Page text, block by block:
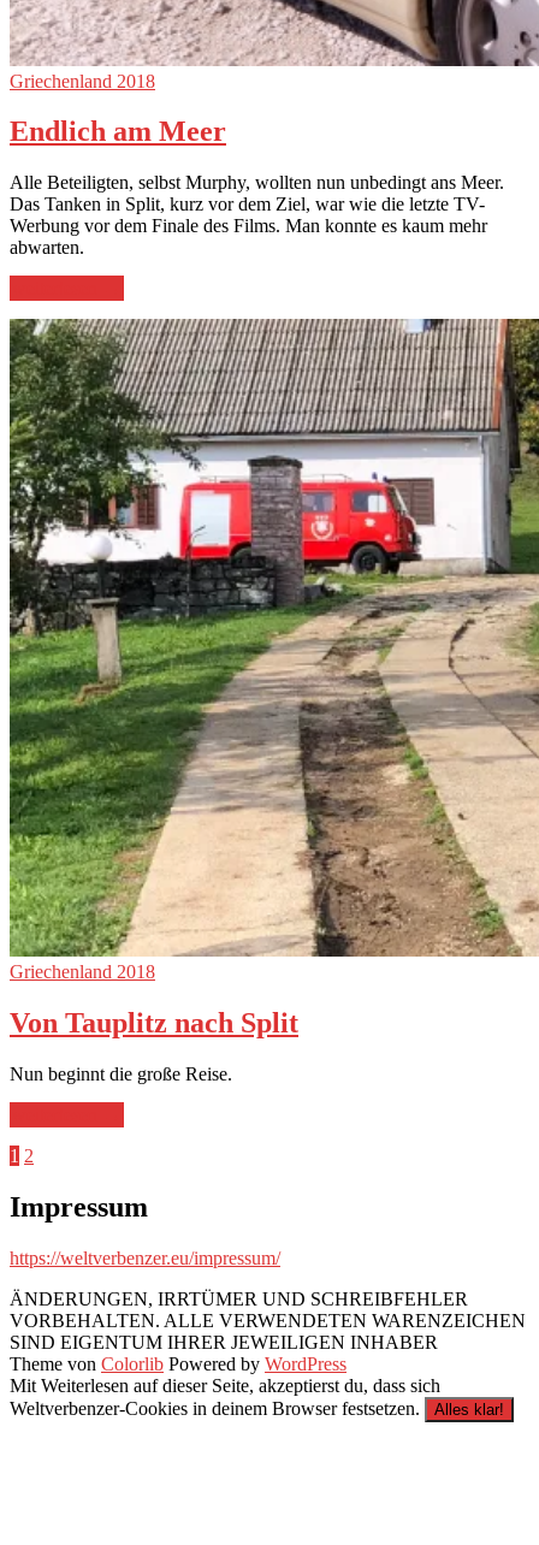
Griechenland 2018
Endlich am Meer
Alle Beteiligten, selbst Murphy, wollten nun unbedingt ans Meer.
Das Tanken in Split, kurz vor dem Ziel, war wie die letzte TV-
Werbung vor dem Finale des Films. Man konnte es kaum mehr
abwarten.
Meer“
Griechenland 2018
Von Tauplitz nach Split
Nun beginnt die große Reise.
nach
Beitragsnavigation
1 2
Impressum
https://weltverbenzer.eu/impressum/
ÄNDERUNGEN, IRRTÜMER UND SCHREIBFEHLER
VORBEHALTEN. ALLE VERWENDETEN WARENZEICHEN
SIND EIGENTUM IHRER JEWEILIGEN INHABER
Theme von Colorlib Powered by WordPress
Mit Weiterlesen auf dieser Seite, akzeptierst du, dass sich
Weltverbenzer-Cookies in deinem Browser festsetzen.
Alles klar!